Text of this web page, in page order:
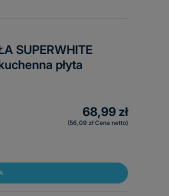
SUPERWHITE
płyta
68,99 zł
56,09 zł Cena netto